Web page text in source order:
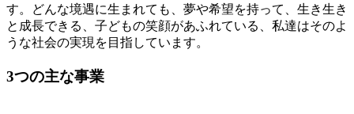
す。どんな境遇に生まれても、夢や希望を持って、生き生き
と成⻑できる、子どもの笑顔があふれている、私達はそのよ
うな社会の実現を目指しています。
3つの主な事業